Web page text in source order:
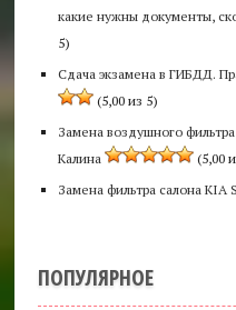
какие нужны документы,
5)
Сдача экзамена в ГИБДД.
(5,00 из 5)
Замена воздушного
Калина
(5,00
Замена фильтра салона KIA
ПОПУЛЯРНОЕ